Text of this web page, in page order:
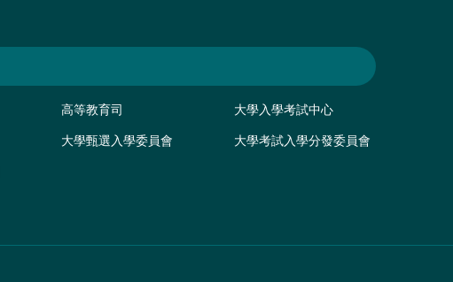
高等教育司 大學入學考試中心
大學甄選入學委員會 大學考試入學分發委員會